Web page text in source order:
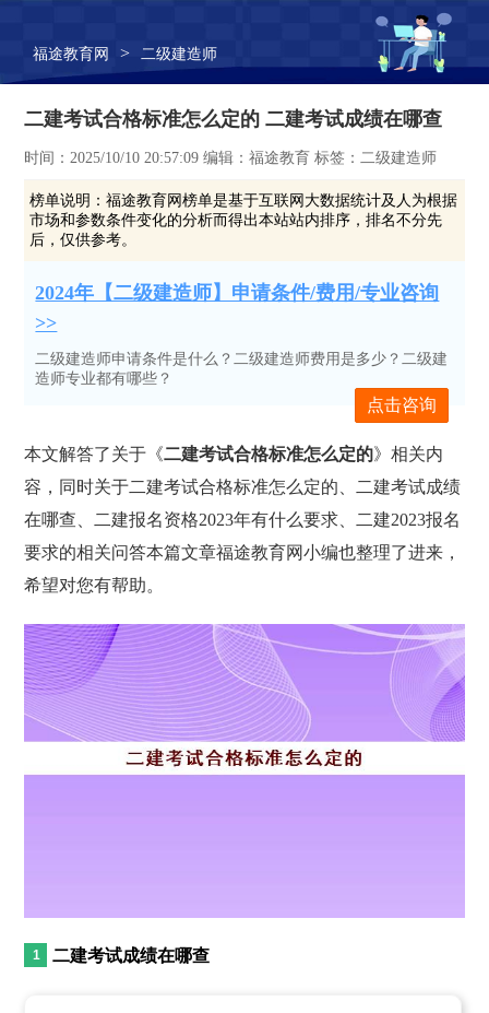
福途教育网 > 二级建造师
二建考试合格标准怎么定的 二建考试成绩在哪查
时间：2025/10/10 20:57:09 编辑：福途教育 标签：二级建造师
榜单说明：福途教育网榜单是基于互联网大数据统计及人为根据
市场和参数条件变化的分析而得出本站站内排序，排名不分先
后，仅供参考。
2024年【二级建造师】申请条件/费用/专业咨询
>>
二级建造师申请条件是什么？二级建造师费用是多少？二级建
造师专业都有哪些？
点击咨询
本文解答了关于《二建考试合格标准怎么定的》相关内
容，同时关于二建考试合格标准怎么定的、二建考试成绩
在哪查、二建报名资格2023年有什么要求、二建2023报名
要求的相关问答本篇文章福途教育网小编也整理了进来，
希望对您有帮助。
二建考试成绩在哪查